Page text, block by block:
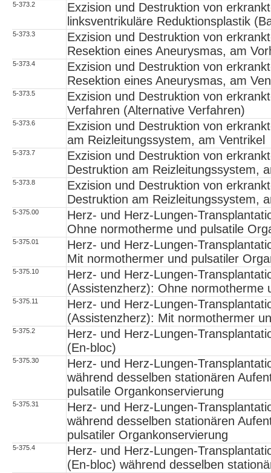
5-373.2
Exzision und Destruktion von
linksventrikuläre Reduktionsplastik
5-373.3
Exzision und Destruktion von
Resektion eines Aneurysmas, am
5-373.4
Exzision und Destruktion von
Resektion eines Aneurysmas, am
5-373.5
Exzision und Destruktion von
Verfahren (Alternative Verfahren)
5-373.6
Exzision und Destruktion von
am Reizleitungssystem, am Ventrikel
5-373.7
Exzision und Destruktion von
Destruktion am Reizleitungssystem,
5-373.8
Exzision und Destruktion von
Destruktion am Reizleitungssystem,
5-375.00
Herz- und Herz-Lungen-
Ohne normotherme und pulsatile
5-375.01
Herz- und Herz-Lungen-
Mit normothermer und pulsatiler
5-375.10
Herz- und Herz-Lungen-
(Assistenzherz): Ohne normotherme
5-375.11
Herz- und Herz-Lungen-
(Assistenzherz): Mit normothermer
5-375.2
Herz- und Herz-Lungen-
(En-bloc)
5-375.30
Herz- und Herz-Lungen-
während desselben stationären
pulsatile Organkonservierung
5-375.31
Herz- und Herz-Lungen-
während desselben stationären
pulsatiler Organkonservierung
5-375.4
Herz- und Herz-Lungen-
(En-bloc) während desselben